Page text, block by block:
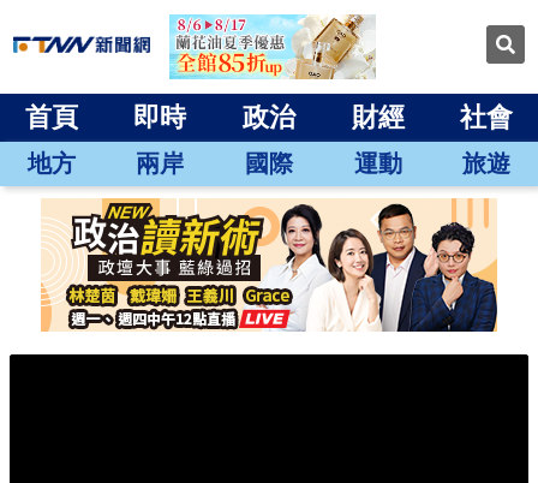
首頁 即時 政治 財經 社會
地方 兩岸 國際 運動 旅遊